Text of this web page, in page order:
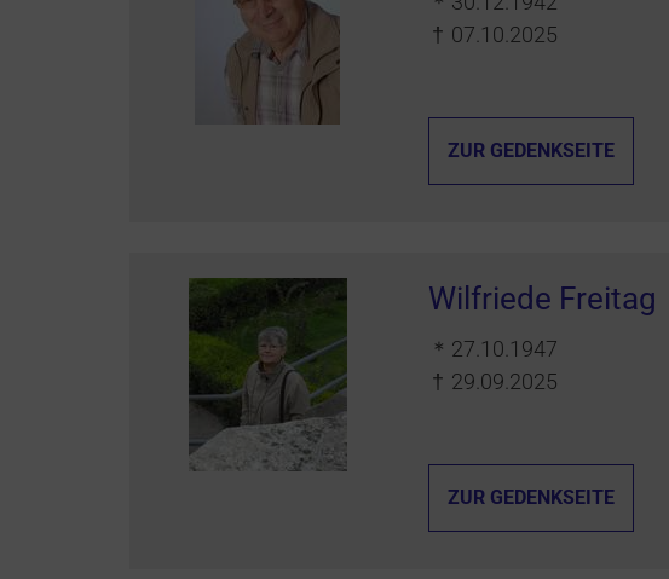
† 07.10.2025
ZUR GEDENKSEITE
Wilfriede Freitag
＊ 27.10.1947
† 29.09.2025
ZUR GEDENKSEITE